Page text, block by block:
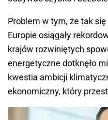
Problem w tym, że tak
Europie osiągały
krajów rozwiniętych
energetyczne dotknęło
kwestia ambicji
ekonomiczny, który